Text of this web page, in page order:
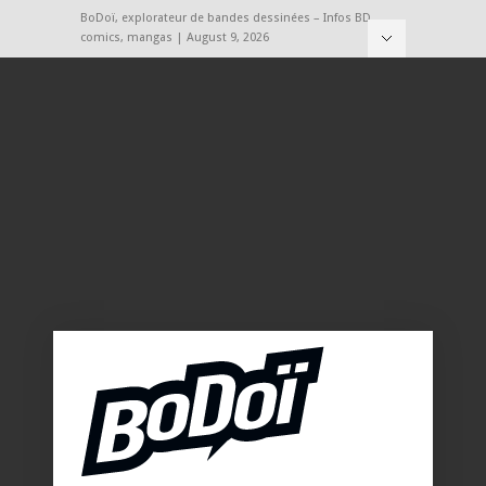
BoDoï, explorateur de bandes dessinées – Infos BD,
comics, mangas | August 9, 2026